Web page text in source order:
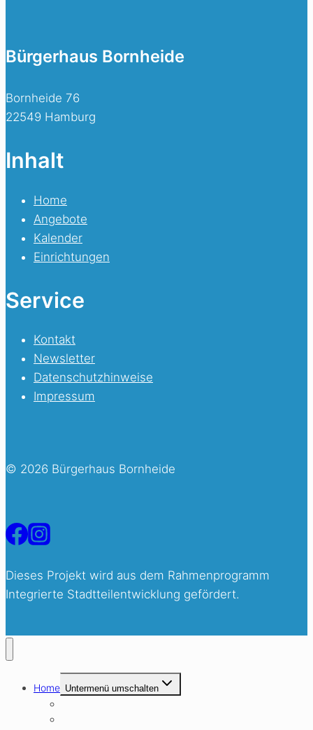
Bürgerhaus Bornheide
Bornheide 76
22549 Hamburg
Inhalt
Home
Angebote
Kalender
Einrichtungen
Service
Kontakt
Newsletter
Datenschutzhinweise
Impressum
© 2026 Bürgerhaus Bornheide
Dieses Projekt wird aus dem Rahmenprogramm
Integrierte Stadtteilentwicklung gefördert.
Home Untermenü umschalten